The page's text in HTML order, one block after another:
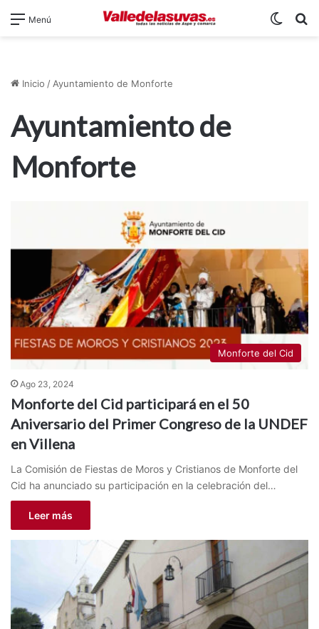
Menú
Inicio / Ayuntamiento de Monforte
Ayuntamiento de
Monforte
Monforte del Cid
Ago 23, 2024
Monforte del Cid participará en el 50
Aniversario del Primer Congreso de la UNDEF
en Villena
La Comisión de Fiestas de Moros y Cristianos de Monforte del
Cid ha anunciado su participación en la celebración del…
Leer más